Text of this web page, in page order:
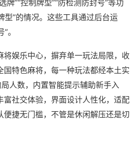
”“控制牌型”“防检测防封号”等功
型”的情况。这些工具通过后台运
。
娱乐中心，摒弃单一玩法局限，收
特色麻将，每一种玩法都经本土实
人数，内置智能提示辅助新手入
社交体验，界面设计人性化，适配
捷无门槛，不管是休闲解压还是切